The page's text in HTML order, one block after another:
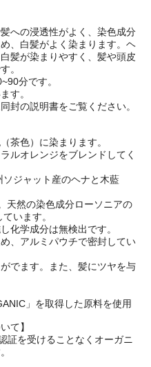
への浸透性がよく、染色成分
、白髪がよく染まります。ヘ
髪が染まりやすく、髪や頭皮
。
分です。
す。
封の説明書をご覧ください。
茶色）に染まります。
ルオレンジをブレンドしてく
ソジャット産のヘナと木藍
天然の染色成分ローソニアの
います。
化学成分は無検出です。
、アルミパウチで密封してい
でます。また、髪にツヤを与
」を取得した原料を使用
て】
証を受けることなくオーガニ